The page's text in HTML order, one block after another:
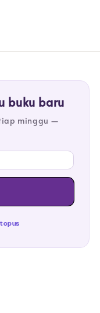
buku baru
minggu —